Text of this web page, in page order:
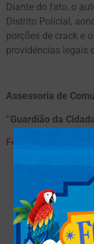
Diante do fato, o
Distrito Policial,
porções de crack e
providências legais
Assessoria de
”Guardião da
Fonte